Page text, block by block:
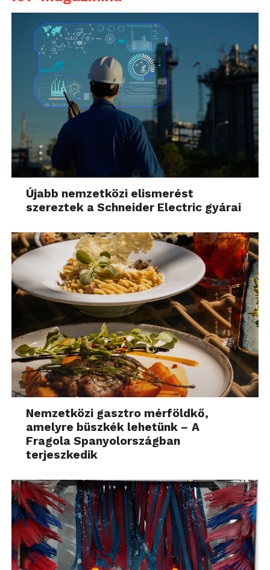
Újabb nemzetközi elismerést
szereztek a Schneider Electric gyárai
Nemzetközi gasztro mérföldkő,
amelyre büszkék lehetünk – A
Fragola Spanyolországban
terjeszkedik